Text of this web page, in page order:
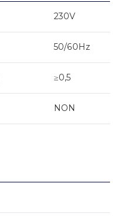
230V
50/60Hz
≥0,5
NON